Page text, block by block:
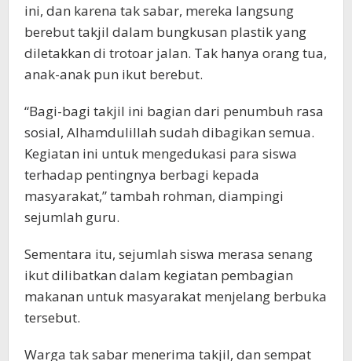
ini, dan karena tak sabar, mereka langsung
berebut takjil dalam bungkusan plastik yang
diletakkan di trotoar jalan. Tak hanya orang tua,
anak-anak pun ikut berebut.
“Bagi-bagi takjil ini bagian dari penumbuh rasa
sosial, Alhamdulillah sudah dibagikan semua.
Kegiatan ini untuk mengedukasi para siswa
terhadap pentingnya berbagi kepada
masyarakat,” tambah rohman, diampingi
sejumlah guru.
Sementara itu, sejumlah siswa merasa senang
ikut dilibatkan dalam kegiatan pembagian
makanan untuk masyarakat menjelang berbuka
tersebut.
Warga tak sabar menerima takjil, dan sempat